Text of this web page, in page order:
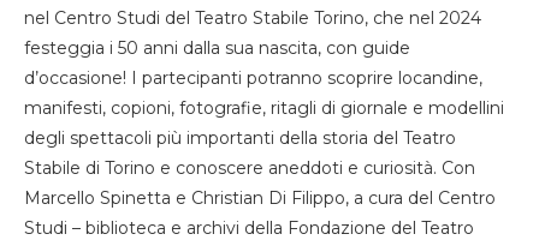
nel Centro Studi del Teatro Stabile Torino, che nel 2024
festeggia i 50 anni dalla sua nascita, con guide
d’occasione! I partecipanti potranno scoprire locandine,
manifesti, copioni, fotografie, ritagli di giornale e modellini
degli spettacoli più importanti della storia del Teatro
Stabile di Torino e conoscere aneddoti e curiosità. Con
Marcello Spinetta e Christian Di Filippo, a cura del Centro
Studi – biblioteca e archivi della Fondazione del Teatro